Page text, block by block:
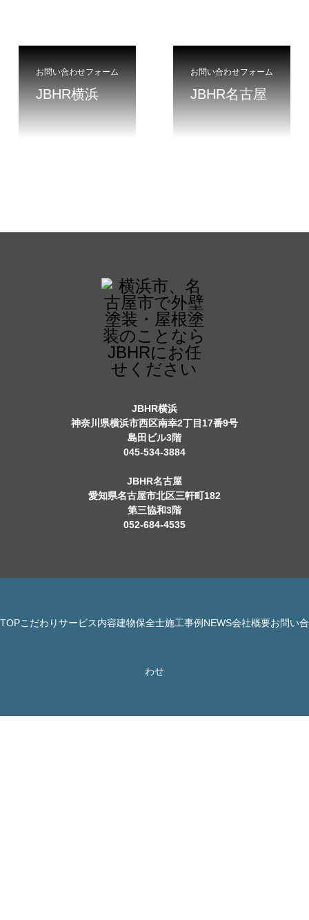
お問い合わせフォーム
JBHR横浜
お問い合わせフォーム
JBHR名古屋
JBHR横浜
神奈川県横浜市西区南幸2丁目17番9号
島田ビル3階
045-534-3884
JBHR名古屋
愛知県名古屋市北区三軒町182
第三協和3階
052-684-4535
TOPこだわりサービス内容建物保全士施工事例 NEWS会社概要お問い合
わせ